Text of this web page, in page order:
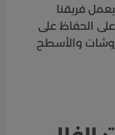
فريقنا
الحفاظ على
والأسطح